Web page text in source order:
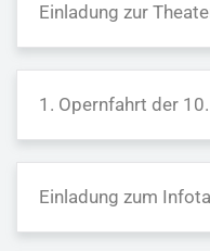
Einladung zur
1. Opernfahrt der
Einladung zum